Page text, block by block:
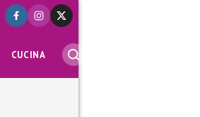
CUCINA